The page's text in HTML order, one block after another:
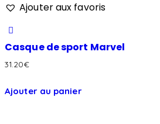
Ajouter aux favoris
Casque de sport Marvel
31.20€
Ajouter au panier